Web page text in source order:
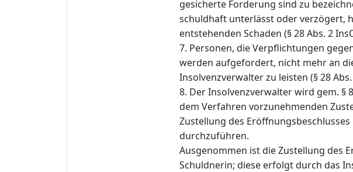
gesicherte Forderung sind zu
schuldhaft unterlässt oder verzögert,
entstehenden Schaden (§ 28 Abs. 2
7. Personen, die Verpflichtungen
werden aufgefordert, nicht mehr an
Insolvenzverwalter zu leisten (§ 28
8. Der Insolvenzverwalter wird gem. §
dem Verfahren vorzunehmenden
Zustellung des Eröffnungsbeschlusses
durchzuführen.
Ausgenommen ist die Zustellung des
Schuldnerin; diese erfolgt durch das